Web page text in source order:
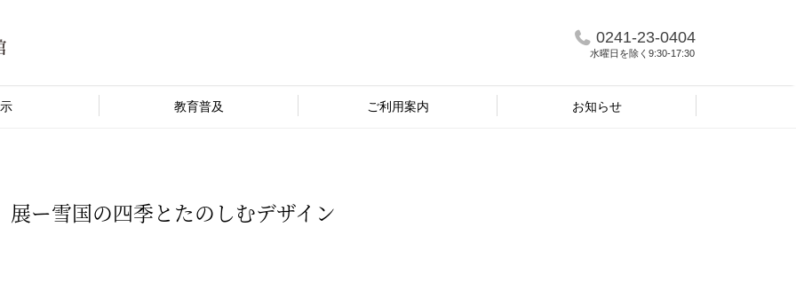
0241-23-0404
水曜日を除く9:30-17:30
教育普及 ご利用案内 お知らせ
ー雪国の四季とたのしむデザイン